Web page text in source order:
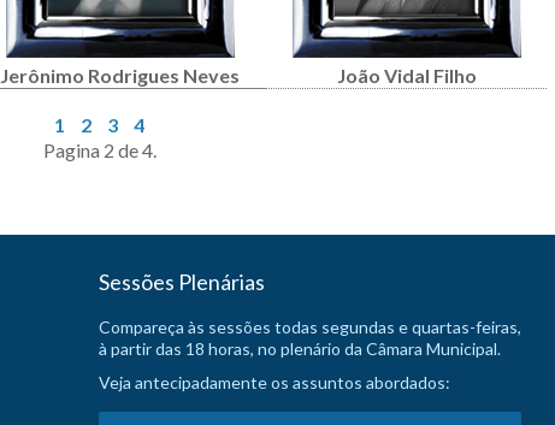
Jerônimo Rodrigues Neves João Vidal Filho
1 2 3
4
Pagina 2 de 4.
Sessões Plenárias
Compareça às sessões todas segundas e quartas-feiras,
à partir das 18 horas, no plenário da Câmara Municipal.
Veja antecipadamente os assuntos abordados: